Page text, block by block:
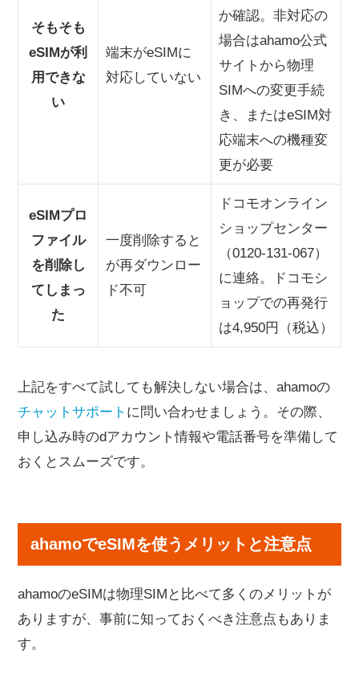
そもそも
eSIMが利
用できな
い
端末がeSIMに
対応していない
か確認。非対応の
場合はahamo公式
サイトから物理
SIMへの変更手続
き、またはeSIM対
応端末への機種変
更が必要
eSIMプロ
ファイル
を削除し
てしまっ
た
一度削除すると
が再ダウンロー
ド不可
ドコモオンライン
ショップセンター
（0120-131-067）
に連絡。ドコモシ
ョップでの再発行
は4,950円（税込）
上記をすべて試しても解決しない場合は、ahamoの
チャットサポート に問い合わせましょう。その際、
申し込み時のdアカウント情報や電話番号を準備して
おくとスムーズです。
ahamoでeSIMを使うメリットと注意点
ahamoのeSIMは物理SIMと比べて多くのメリットが
ありますが、事前に知っておくべき注意点もありま
す。